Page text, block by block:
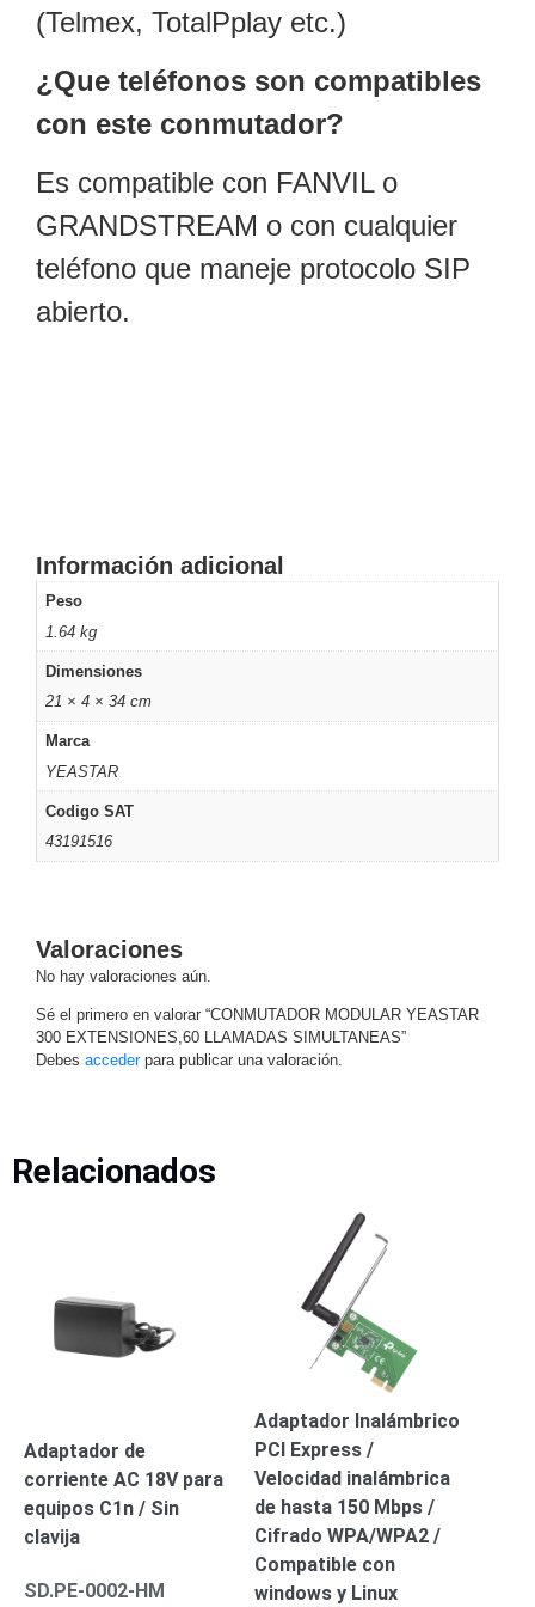
Pinhole PTZ Videograbadoras
Analógicas
- TurboHD
TVI / AHD
Drones,
Robots e
Industrial
Cámaras
Industriales
Energía
RespaldoInyectores
EnergíaPoE
de Largo
AlcanceUPS
- No Break
Kits-
Sistemas
Completos
IP
MegapixelTurboHD
de 8
Canales
Monitores
Pantallas
y
ApoyoPantallas
Contra
Descargas
Corriente
/
Almacenamiento
AccesoriosDiscos
(HDD)Memorias
(Telmex, TotalPplay etc.)
¿Que teléfonos son compatibles
con este conmutador?
Es compatible con FANVIL o
GRANDSTREAM o con cualquier
teléfono que maneje protocolo SIP
abierto.
Información adicional
Peso
1.64 kg
Dimensiones
21 × 4 × 34 cm
Marca
YEASTAR
Codigo SAT
43191516
Valoraciones
No hay valoraciones aún.
Sé el primero en valorar “CONMUTADOR MODULAR YEASTAR
300 EXTENSIONES,60 LLAMADAS SIMULTANEAS”
Debes accederpara publicar una valoración.
Relacionados
Adaptador de
corriente AC 18V para
equipos C1n / Sin
clavija
SD.PE-0002-HM
Adaptador Inalámbrico
PCI Express /
Velocidad inalámbrica
de hasta 150 Mbps /
Cifrado WPA/WPA2 /
Compatible con
windows y Linux